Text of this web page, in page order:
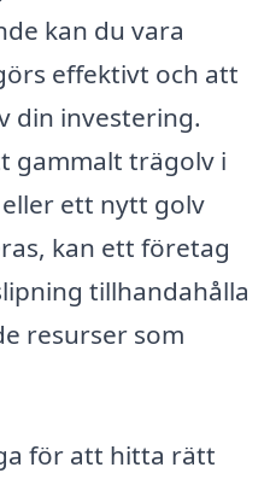
kan du vara
effektivt och att
din investering.
gammalt trägolv i
ett nytt golv
kan ett företag
tillhandahålla
resurser som
för att hitta rätt